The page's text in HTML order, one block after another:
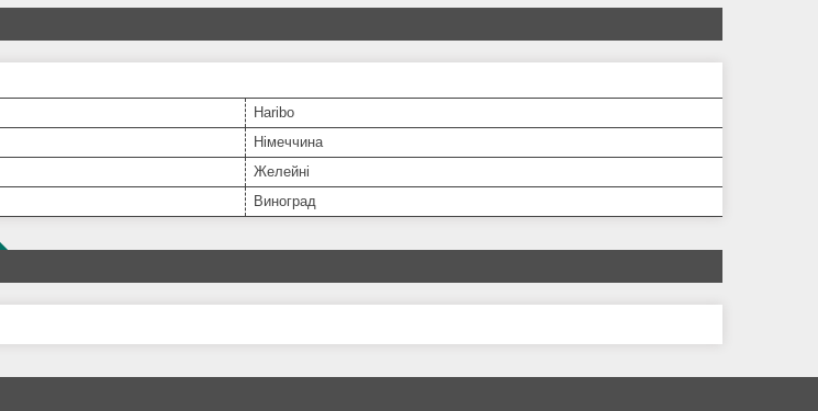
Haribo
Німеччина
Желейні
Виноград